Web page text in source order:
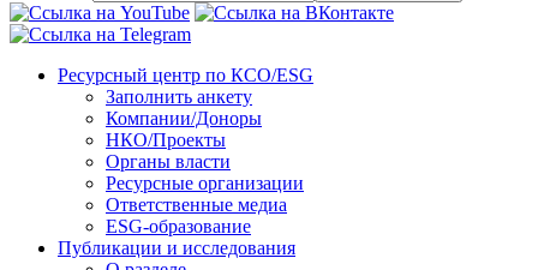
Перейти
содержимому
Ресурсный центр по КСО/ESG
Заполнить анкету
Компании/Доноры
НКО/Проекты
Органы власти
Ресурсные организации
Ответственные медиа
ESG-образование
Публикации и исследования